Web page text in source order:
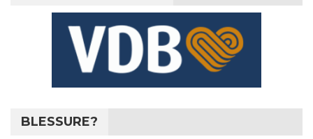
BLESSURE?